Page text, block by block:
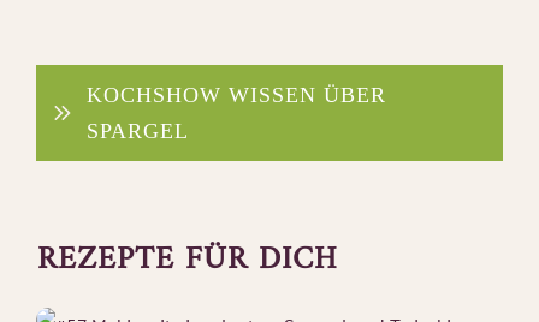
KOCHSHOW WISSEN ÜBER
SPARGEL
REZEPTE FÜR DICH